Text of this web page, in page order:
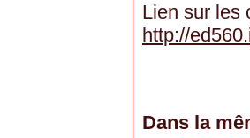
Lien sur les
http://
Dans la